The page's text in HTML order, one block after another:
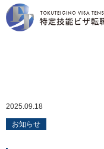
2025.09.18
お知らせ